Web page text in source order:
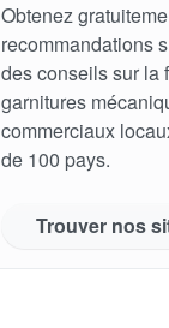
Obtenez
recommandations
des conseils sur la
garnitures
commerciaux
de 100 pays.
Trouver nos